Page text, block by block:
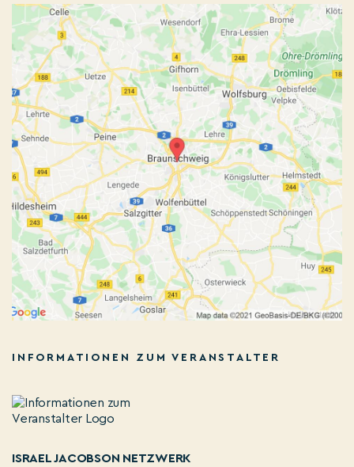
INFORMATIONEN ZUM VERANSTALTER
ISRAEL JACOBSON NETZWERK